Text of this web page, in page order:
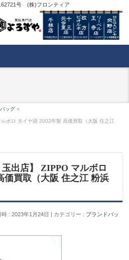
号 (株)フロンティア
ッグ »
ボロ タイヤ跡 2002年製 高価買取（大阪 住之江
玉出店】 ZIPPO マルボロ
価買取（大阪 住之江 粉浜
: 2023年1月24日 カテゴリー : ブランドバッ